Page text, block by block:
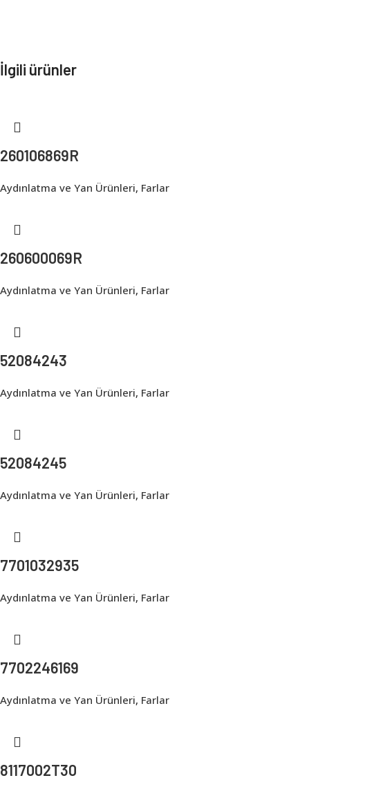
İlgili ürünler
260106869R
Aydınlatma ve Yan Ürünleri, Farlar
260600069R
Aydınlatma ve Yan Ürünleri, Farlar
52084243
Aydınlatma ve Yan Ürünleri, Farlar
52084245
Aydınlatma ve Yan Ürünleri, Farlar
7701032935
Aydınlatma ve Yan Ürünleri, Farlar
7702246169
Aydınlatma ve Yan Ürünleri, Farlar
8117002T30